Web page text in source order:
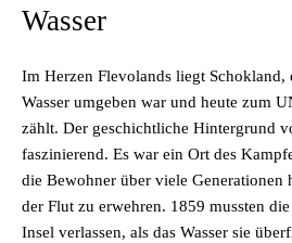
Wasser
Im Herzen Flevolands liegt Schokland,
Wasser umgeben war und heute zum
zählt. Der geschichtliche Hintergrund
faszinierend. Es war ein Ort des
die Bewohner über viele Generationen
der Flut zu erwehren. 1859 mussten
Insel verlassen, als das Wasser sie